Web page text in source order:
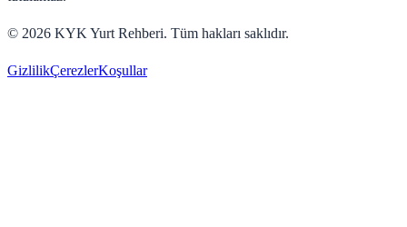
© 2026 KYK Yurt Rehberi. Tüm hakları saklıdır.
GizlilikÇerezlerKoşullar